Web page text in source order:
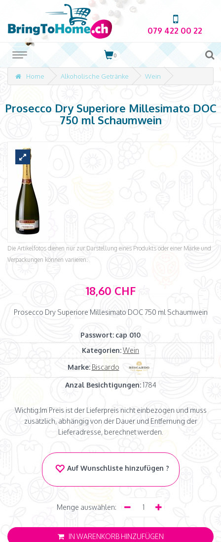
079 422 00 22
0
Home Alkoholische Getränke Wein
Prosecco Dry Superiore Millesimato DOC
750 ml Schaumwein
Die Artikelfotos dienen nur zur Darstellung eines Produkts oder einer Marke und
Verpackungen können variieren.
18,60 CHF
Prosecco Dry Superiore Millesimato DOC 750 ml Schaumwein
Passwort: cap 010
Kategorien:Wein
Marke: Biscardo
Anzal Besichtigungen:1784
Wichtig:Im Preis ist der Lieferpreis nicht einbezogen und muss
zusätzlich, abhängig von der Dauer und Entfernung der
Lieferadresse, berechnet werden.
Auf Wunschliste hinzufügen ?
Menge auswählen:
IN WARENKORB HINZUFÜGEN